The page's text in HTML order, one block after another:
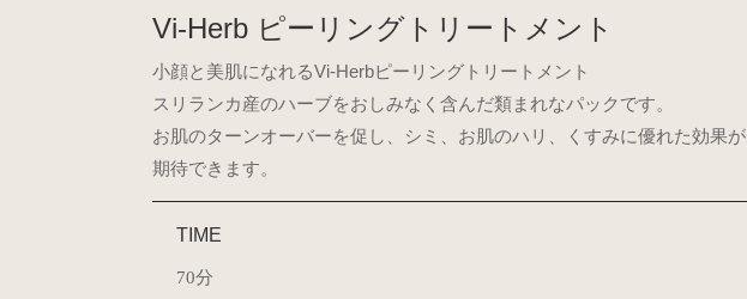
Vi-Herb ピーリングトリートメント
小顔と美肌になれるVi-Herbピーリングトリートメント
スリランカ産のハーブをおしみなく含んだ類まれなパックです。
お肌のターンオーバーを促し、シミ、お肌のハリ、くすみに優れた効果が
期待できます。
TIME
70分